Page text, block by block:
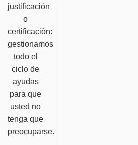
justificación
o
certificación:
gestionamos
todo el
ciclo de
ayudas
para que
usted no
tenga que
preocuparse.